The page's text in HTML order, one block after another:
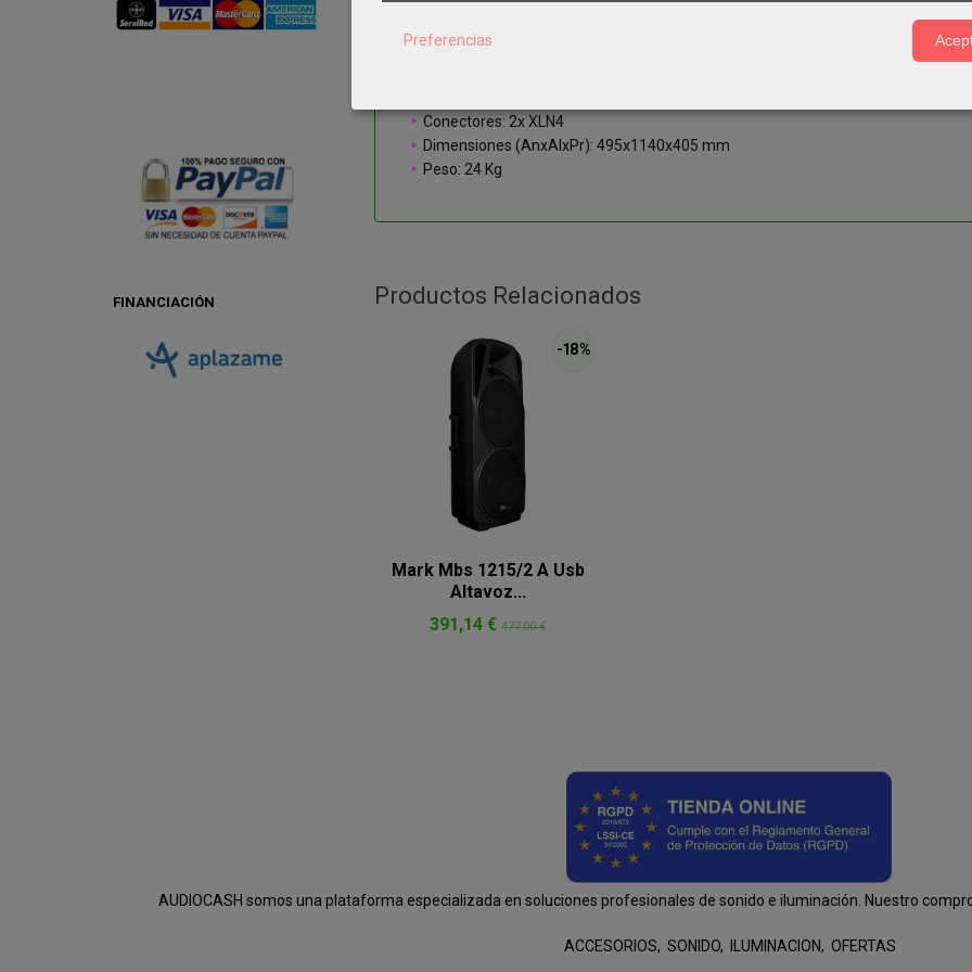
FINANCIACIÓN
Respuesta en frecuencia: 55 Hz - 20 kHz
Conectores: 2x XLN4
Dimensiones (AnxAlxPr): 495x1140x405 mm
Peso: 24 Kg
Productos Relacionados
-18 %
Mark Mbs 1215/2 A Usb
Altavoz...
391,14 € 477,00 €
AUDIOCASH somos una plataforma especializada en soluciones profesionales de sonido e iluminación. Nuestro
ACCESORIOS SONIDO ILUMINACION OFERTAS
Preferencias